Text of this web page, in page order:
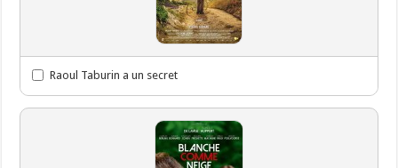
Raoul Taburin a un secret